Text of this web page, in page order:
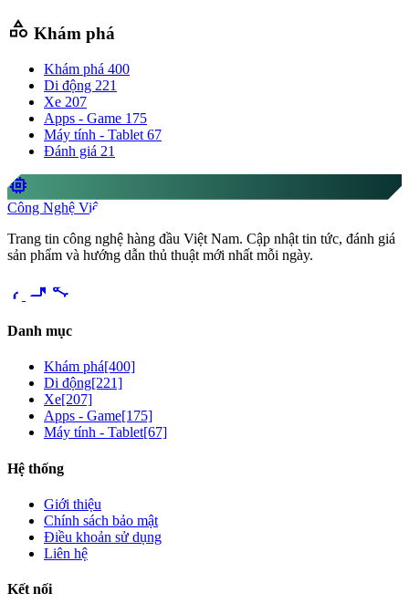
category Khám phá
Khám phá 400
Di động 221
Xe 207
Apps - Game 175
Máy tính - Tablet 67
Đánh giá 21
memory
Công Nghệ Việt
Trang tin công nghệ hàng đầu Việt Nam. Cập nhật tin tức, đánh giá
sản phẩm và hướng dẫn thủ thuật mới nhất mỗi ngày.
videocam share
Danh mục
Khám phá[400]
Di động[221]
Xe[207]
Apps - Game[175]
Máy tính - Tablet[67]
Hệ thống
Giới thiệu
Chính sách bảo mật
Điều khoản sử dụng
Liên hệ
Kết nối